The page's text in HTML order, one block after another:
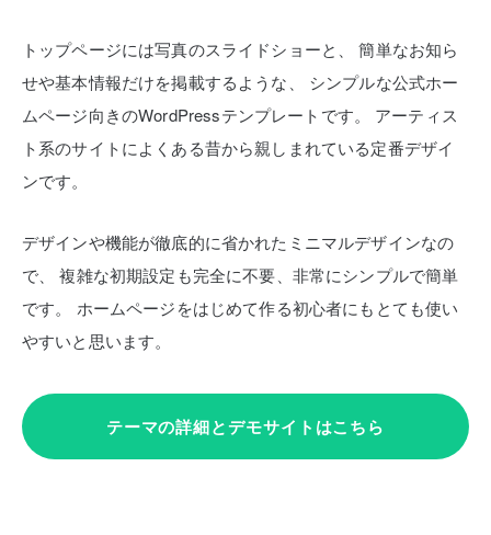
トップページには写真のスライドショーと、
簡単なお知ら
せや基本情報だけを掲載するような、
シンプルな公式ホー
ムページ向きのWordPressテンプレートです。
アーティス
ト系のサイトによくある昔から親しまれている定番デザイ
ンです。
デザインや機能が徹底的に省かれたミニマルデザインなの
で、
複雑な初期設定も完全に不要、非常にシンプルで簡単
です。
ホームページをはじめて作る初心者にもとても使い
やすいと思います。
テーマの詳細とデモサイトはこちら